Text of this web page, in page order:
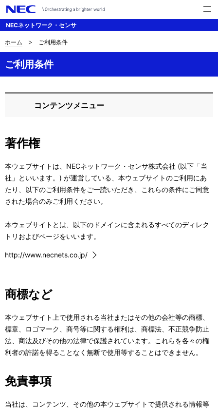
NECネットワーク・センサ
メ
ニ
ナ
ビ
ゲ
ー
ン
サ
イ
現
位
置
ホーム ご利用条件
ご利用条件
カ
ル
ナ
ビ
ー
シ
ン
コンテンツメニュー
著作権
本ウェブサイトは、NECネットワーク・センサ株式会社 (以下「当
社」といいます。) が運営している、本ウェブサイトのご利用にあ
たり、以下のご利用条件をご一読いただき、これらの条件にご同意
された場合のみご利用ください。
本ウェブサイトとは、以下のドメインに含まれるすべてのディレク
トリおよびページをいいます。
http://www.necnets.co.jp/
商標など
本ウェブサイト上で使用される当社またはその他の会社等の商標、
標章、ロゴマーク、商号等に関する権利は、商標法、不正競争防止
法、商法及びその他の法律で保護されています。これらを各々の権
利者の許諾を得ることなく無断で使用等することはできません。
免責事項
当社は、コンテンツ、その他の本ウェブサイトで提供される情報等